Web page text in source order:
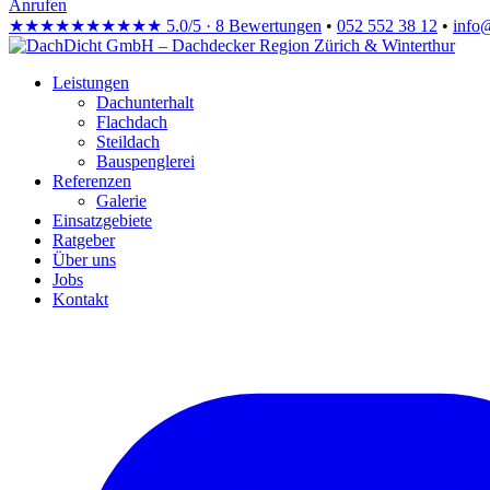
Anrufen
★★★★★★★★★★ 5.0/5 · 8 Bewertungen • 052 552 38 12 •
Leistungen
Dachunterhalt
Flachdach
Steildach
Bauspenglerei
Referenzen
Galerie
Einsatzgebiete
Ratgeber
Über uns
Jobs
Kontakt